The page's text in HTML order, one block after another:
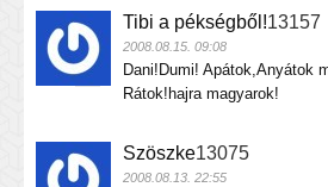
Tibi a pékségből!13157
2008.08.15. 09:08
Dani!Dumi! Apátok,Anyátok
Rátok!hajra magyarok!
Szöszke13075
2008.08.13. 22:55